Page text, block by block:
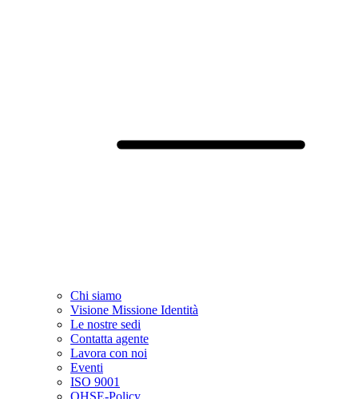
Chi siamo
Visione Missione Identità
Le nostre sedi
Contatta agente
Lavora con noi
Eventi
ISO 9001